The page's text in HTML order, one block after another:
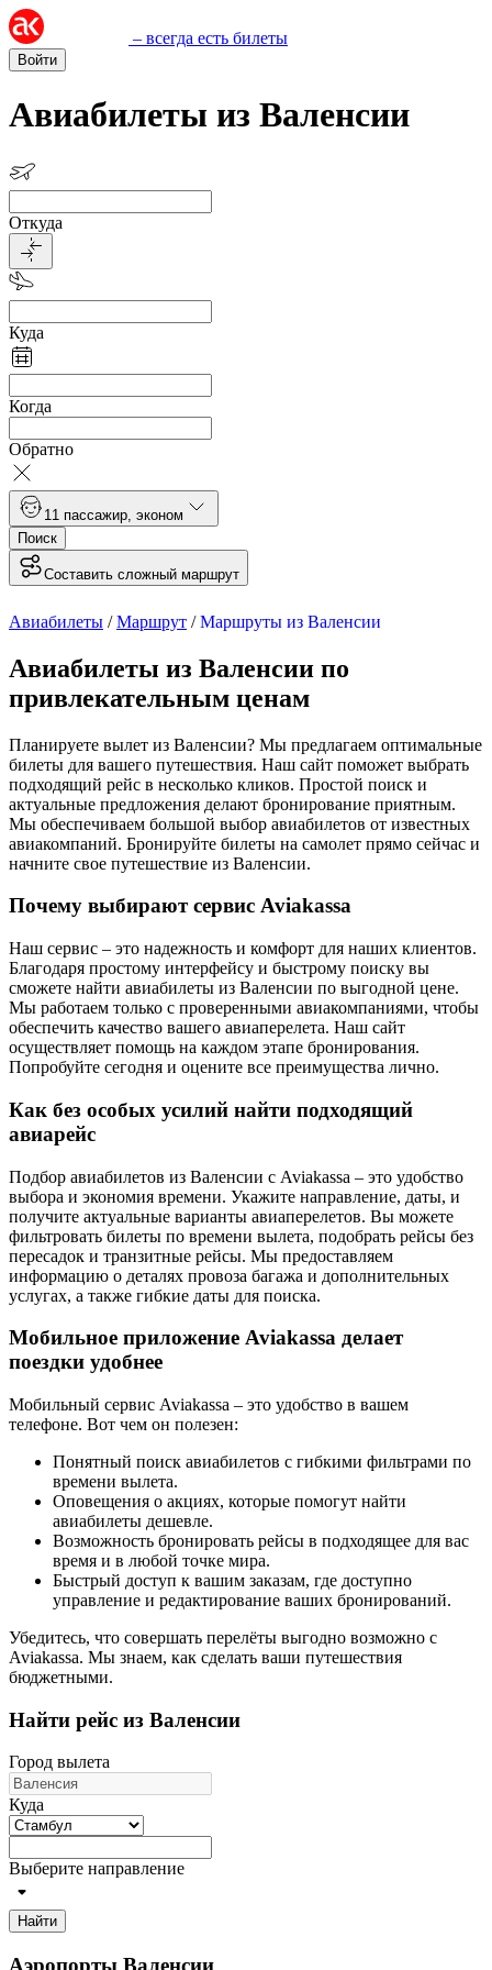
– всегда есть билеты
Войти
Авиабилеты из Валенсии
Откуда
Куда
Когда
Обратно
1 1 пассажир эконом
Поиск
Составить сложный маршрут
Авиабилеты /Маршрут /Маршруты из Валенсии
Авиабилеты из Валенсии по
привлекательным ценам
Планируете вылет из Валенсии? Мы предлагаем оптимальные
билеты для вашего путешествия. Наш сайт поможет выбрать
подходящий рейс в несколько кликов. Простой поиск и
актуальные предложения делают бронирование приятным.
Мы обеспечиваем большой выбор авиабилетов от известных
авиакомпаний. Бронируйте билеты на самолет прямо сейчас и
начните свое путешествие из Валенсии.
Почему выбирают сервис Aviakassa
Наш сервис – это надежность и комфорт для наших клиентов.
Благодаря простому интерфейсу и быстрому поиску вы
сможете найти авиабилеты из Валенсии по выгодной цене.
Мы работаем только с проверенными авиакомпаниями, чтобы
обеспечить качество вашего авиаперелета. Наш сайт
осуществляет помощь на каждом этапе бронирования.
Попробуйте сегодня и оцените все преимущества лично.
Как без особых усилий найти подходящий
авиарейс
Подбор авиабилетов из Валенсии с Aviakassa – это удобство
выбора и экономия времени. Укажите направление, даты, и
получите актуальные варианты авиаперелетов. Вы можете
фильтровать билеты по времени вылета, подобрать рейсы без
пересадок и транзитные рейсы. Мы предоставляем
информацию о деталях провоза багажа и дополнительных
услугах, а также гибкие даты для поиска.
Мобильное приложение Aviakassa делает
поездки удобнее
Мобильный сервис Aviakassa – это удобство в вашем
телефоне. Вот чем он полезен:
Понятный поиск авиабилетов с гибкими фильтрами по
времени вылета.
Оповещения о акциях, которые помогут найти
авиабилеты дешевле.
Возможность бронировать рейсы в подходящее для вас
время и в любой точке мира.
Быстрый доступ к вашим заказам, где доступно
управление и редактирование ваших бронирований.
Убедитесь, что совершать перелёты выгодно возможно с
Aviakassa. Мы знаем, как сделать ваши путешествия
бюджетными.
Найти рейс из Валенсии
Город вылета
Куда
Выберите направление
Найти
Аэропорты Валенсии